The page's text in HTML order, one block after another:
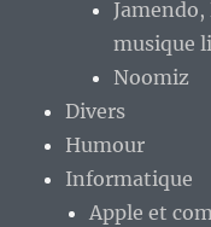
musique
Noomiz
Divers
Humour
Informatique
Apple et